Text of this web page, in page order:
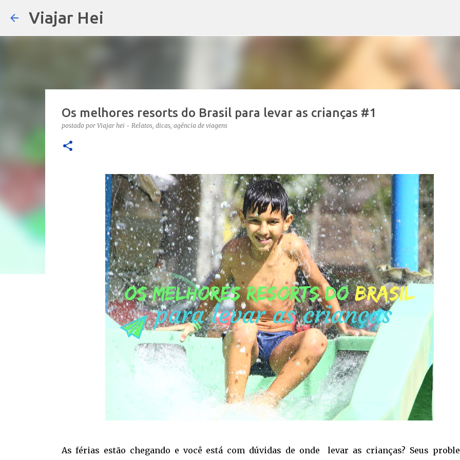
Viajar Hei
Os melhores resorts do Brasil para levar as crianças #1
postado por Viajar hei - Relatos, dicas, agência de viagens
As férias estão chegando e você está com dúvidas de onde levar as crianças? Seus